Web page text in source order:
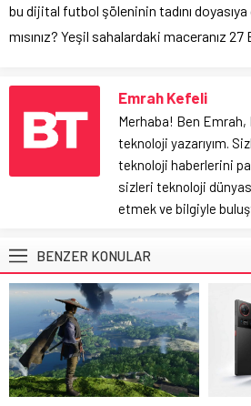
bu dijital futbol şöleninin tadını
mısınız? Yeşil sahalardaki maceranız 27
Emrah Kefeli
Merhaba! Ben
teknoloji yazarıyım.
teknoloji haberlerini
sizleri teknoloji
etmek ve bilgiyle
BENZER KONULAR